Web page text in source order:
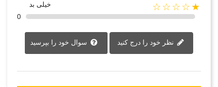
★☆☆☆☆
خیلی بد
0
سوال خود را بپرسید